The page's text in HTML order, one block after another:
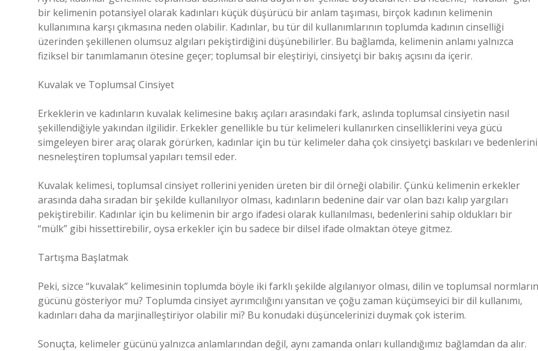
bir kelimenin potansiyel olarak kadınları küçük düşürücü bir anlam taşıması, birçok kadının kelimenin
kullanımına karşı çıkmasına neden olabilir. Kadınlar, bu tür dil kullanımlarının toplumda kadının cinselliği
üzerinden şekillenen olumsuz algıları pekiştirdiğini düşünebilirler. Bu bağlamda, kelimenin anlamı yalnızca
fiziksel bir tanımlamanın ötesine geçer; toplumsal bir eleştiriyi, cinsiyetçi bir bakış açısını da içerir.
Kuvalak ve Toplumsal Cinsiyet
Erkeklerin ve kadınların kuvalak kelimesine bakış açıları arasındaki fark, aslında toplumsal cinsiyetin nasıl
şekillendiğiyle yakından ilgilidir. Erkekler genellikle bu tür kelimeleri kullanırken cinselliklerini veya gücü
simgeleyen birer araç olarak görürken, kadınlar için bu tür kelimeler daha çok cinsiyetçi baskıları ve bedenlerini
nesneleştiren toplumsal yapıları temsil eder.
Kuvalak kelimesi, toplumsal cinsiyet rollerini yeniden üreten bir dil örneği olabilir. Çünkü kelimenin erkekler
arasında daha sıradan bir şekilde kullanılıyor olması, kadınların bedenine dair var olan bazı kalıp yargıları
pekiştirebilir. Kadınlar için bu kelimenin bir argo ifadesi olarak kullanılması, bedenlerini sahip oldukları bir
“mülk” gibi hissettirebilir, oysa erkekler için bu sadece bir dilsel ifade olmaktan öteye gitmez.
Tartışma Başlatmak
Peki, sizce “kuvalak” kelimesinin toplumda böyle iki farklı şekilde algılanıyor olması, dilin ve toplumsal normların
gücünü gösteriyor mu? Toplumda cinsiyet ayrımcılığını yansıtan ve çoğu zaman küçümseyici bir dil kullanımı,
kadınları daha da marjinalleştiriyor olabilir mi? Bu konudaki düşüncelerinizi duymak çok isterim.
Sonuçta, kelimeler gücünü yalnızca anlamlarından değil, aynı zamanda onları kullandığımız bağlamdan da alır.